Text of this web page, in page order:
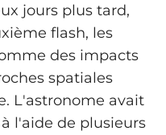
jours plus tard,
flash, les
des impacts
spatiales
L'astronome avait
l'aide de plusieurs